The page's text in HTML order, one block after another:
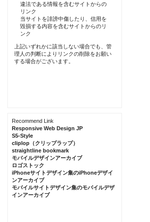
違法である情報を含むサイトからの
リンク
当サイトを誹謗中傷したり、信用を
毀損する内容を含むサイトからのリ
ンク
上記いずれかに該当しない場合でも、管
理人の判断によりリンクの削除をお願い
する場合がございます。
Recommend Link
Responsive Web Design JP
S5-Style
cliplop（クリップラップ）
straightline bookmark
モバイルデザインアーカイブ
ロゴストック
iPhoneサイトデザイン集のiPhoneデザイ
ンアーカイブ
モバイルサイトデザイン集のモバイルデザ
インアーカイブ